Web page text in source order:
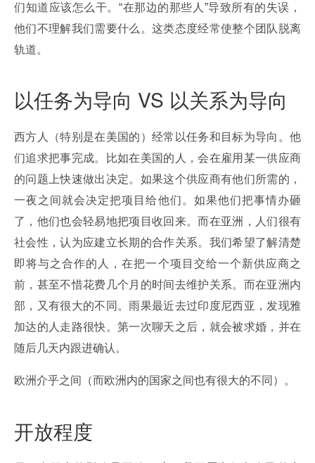
们知道应该怎么干。“在那边的那些人”导致所有的失误，
他们不理解我们需要什么。这类态度经常使整个团队脱离
轨道。
以任务为导向 VS 以关系为导向
西方人（特别是在美国的）经常以任务和目标为导向。他
们追求把事完成。比如在美国的人，会在雇用某一供应商
的问题上快速做出决定。如果这个供应商有他们所需的，
一夜之间就会决定把项目给他们。如果他们把事情办砸
了，他们也会轻易地把项目收回来。而在亚洲，人们很有
社会性，认为应建立长期的合作关系。我们希望了解清楚
即将与之合作的人，在把一个项目交给一个新供应商之
前，甚至不惜花费几个月的时间去维护关系。而在亚洲内
部，又有很大的不同。雨果最近去过印度尼西亚，发现雅
加达的人走路很快。第一次聊天之后，就会被求婚，并在
随后几天内跟进确认。
欧洲介乎之间（而欧洲内的国家之间也有很大的不同）。
开放程度